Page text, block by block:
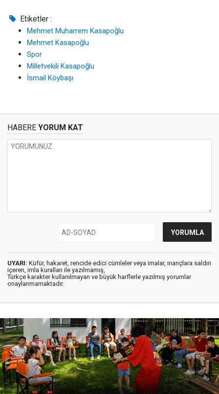
Etiketler :
Mehmet Muharrem Kasapoğlu
Mehmet Kasapoğlu
Spor
Milletvekili Kasapoğlu
İsmail Köybaşı
HABERE YORUM KAT
UYARI: Küfür, hakaret, rencide edici cümleler veya imalar, inançlara saldırı
içeren, imla kuralları ile yazılmamış,
Türkçe karakter kullanılmayan ve büyük harflerle yazılmış yorumlar
onaylanmamaktadır.